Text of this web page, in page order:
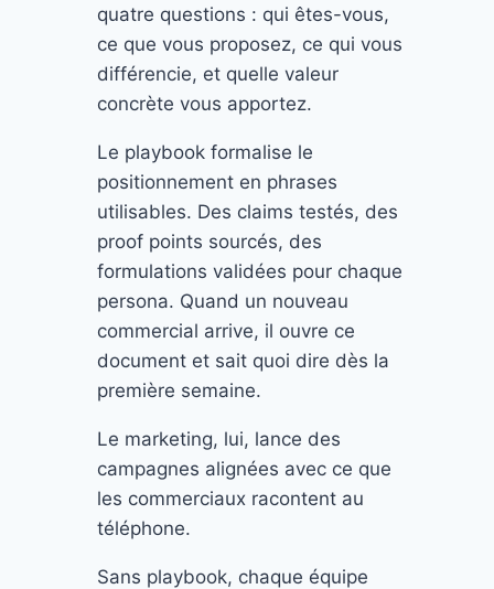
quatre questions : qui êtes-vous,
ce que vous proposez, ce qui vous
différencie, et quelle valeur
concrète vous apportez.
Le playbook formalise le
positionnement en phrases
utilisables. Des claims testés, des
proof points sourcés, des
formulations validées pour chaque
persona. Quand un nouveau
commercial arrive, il ouvre ce
document et sait quoi dire dès la
première semaine.
Le marketing, lui, lance des
campagnes alignées avec ce que
les commerciaux racontent au
téléphone.
Sans playbook, chaque équipe